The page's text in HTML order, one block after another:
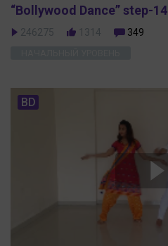
“Bollywood Dance” step-14
246275 1314 349
BD